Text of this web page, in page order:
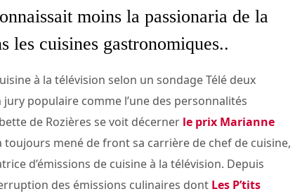
moins la passionaria de la
les cuisines gastronomiques..
à la télévision selon un sondage Télé deux
populaire comme l’une des personnalités
de Rozières se voit décerner le prix Marianne
toujours mené de front sa carrière de chef de cuisine,
d’émissions de cuisine à la télévision. Depuis
des émissions culinaires dont Les P’tits